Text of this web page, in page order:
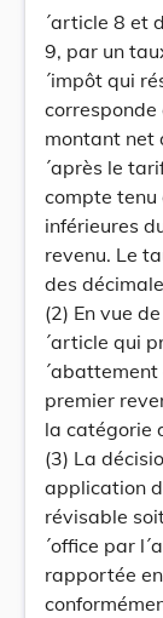
´article 8 et
9, par un
´impôt qui
corresponde
montant net
´après le
compte tenu
inférieures
revenu. Le
des
(2) En vue
´article qui
premier
la catégorie
(3) La
application
révisable
´office par
rapportée